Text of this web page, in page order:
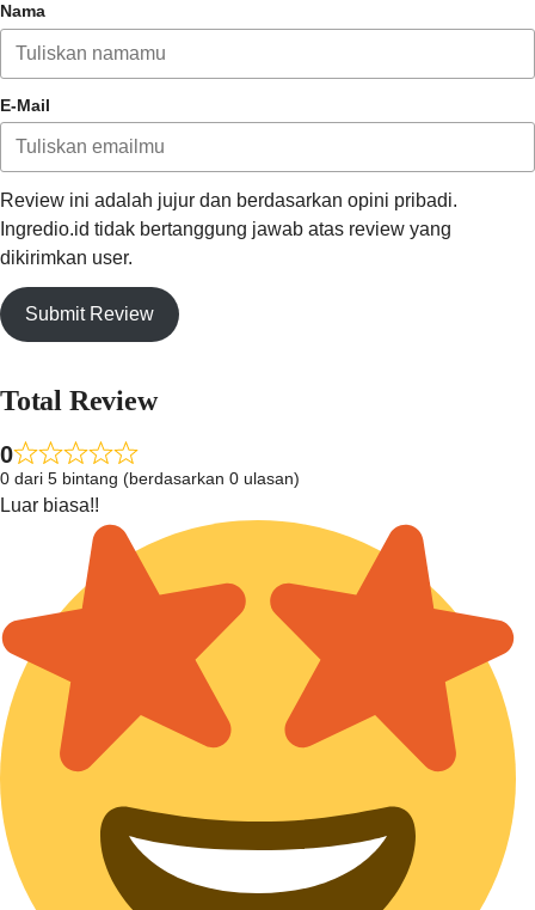
Nama
E-Mail
Review ini adalah jujur dan berdasarkan opini pribadi.
Ingredio.id tidak bertanggung jawab atas review yang
dikirimkan user.
Submit Review
Total Review
0
0 dari 5 bintang (berdasarkan 0 ulasan)
Luar biasa!!